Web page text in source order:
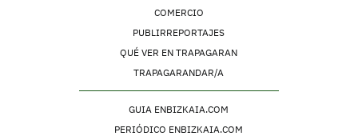
COMERCIO
PUBLIRREPORTAJES
QUÉ VER EN TRAPAGARAN
TRAPAGARANDAR/A
GUIA ENBIZKAIA.COM
PERIÓDICO ENBIZKAIA.COM